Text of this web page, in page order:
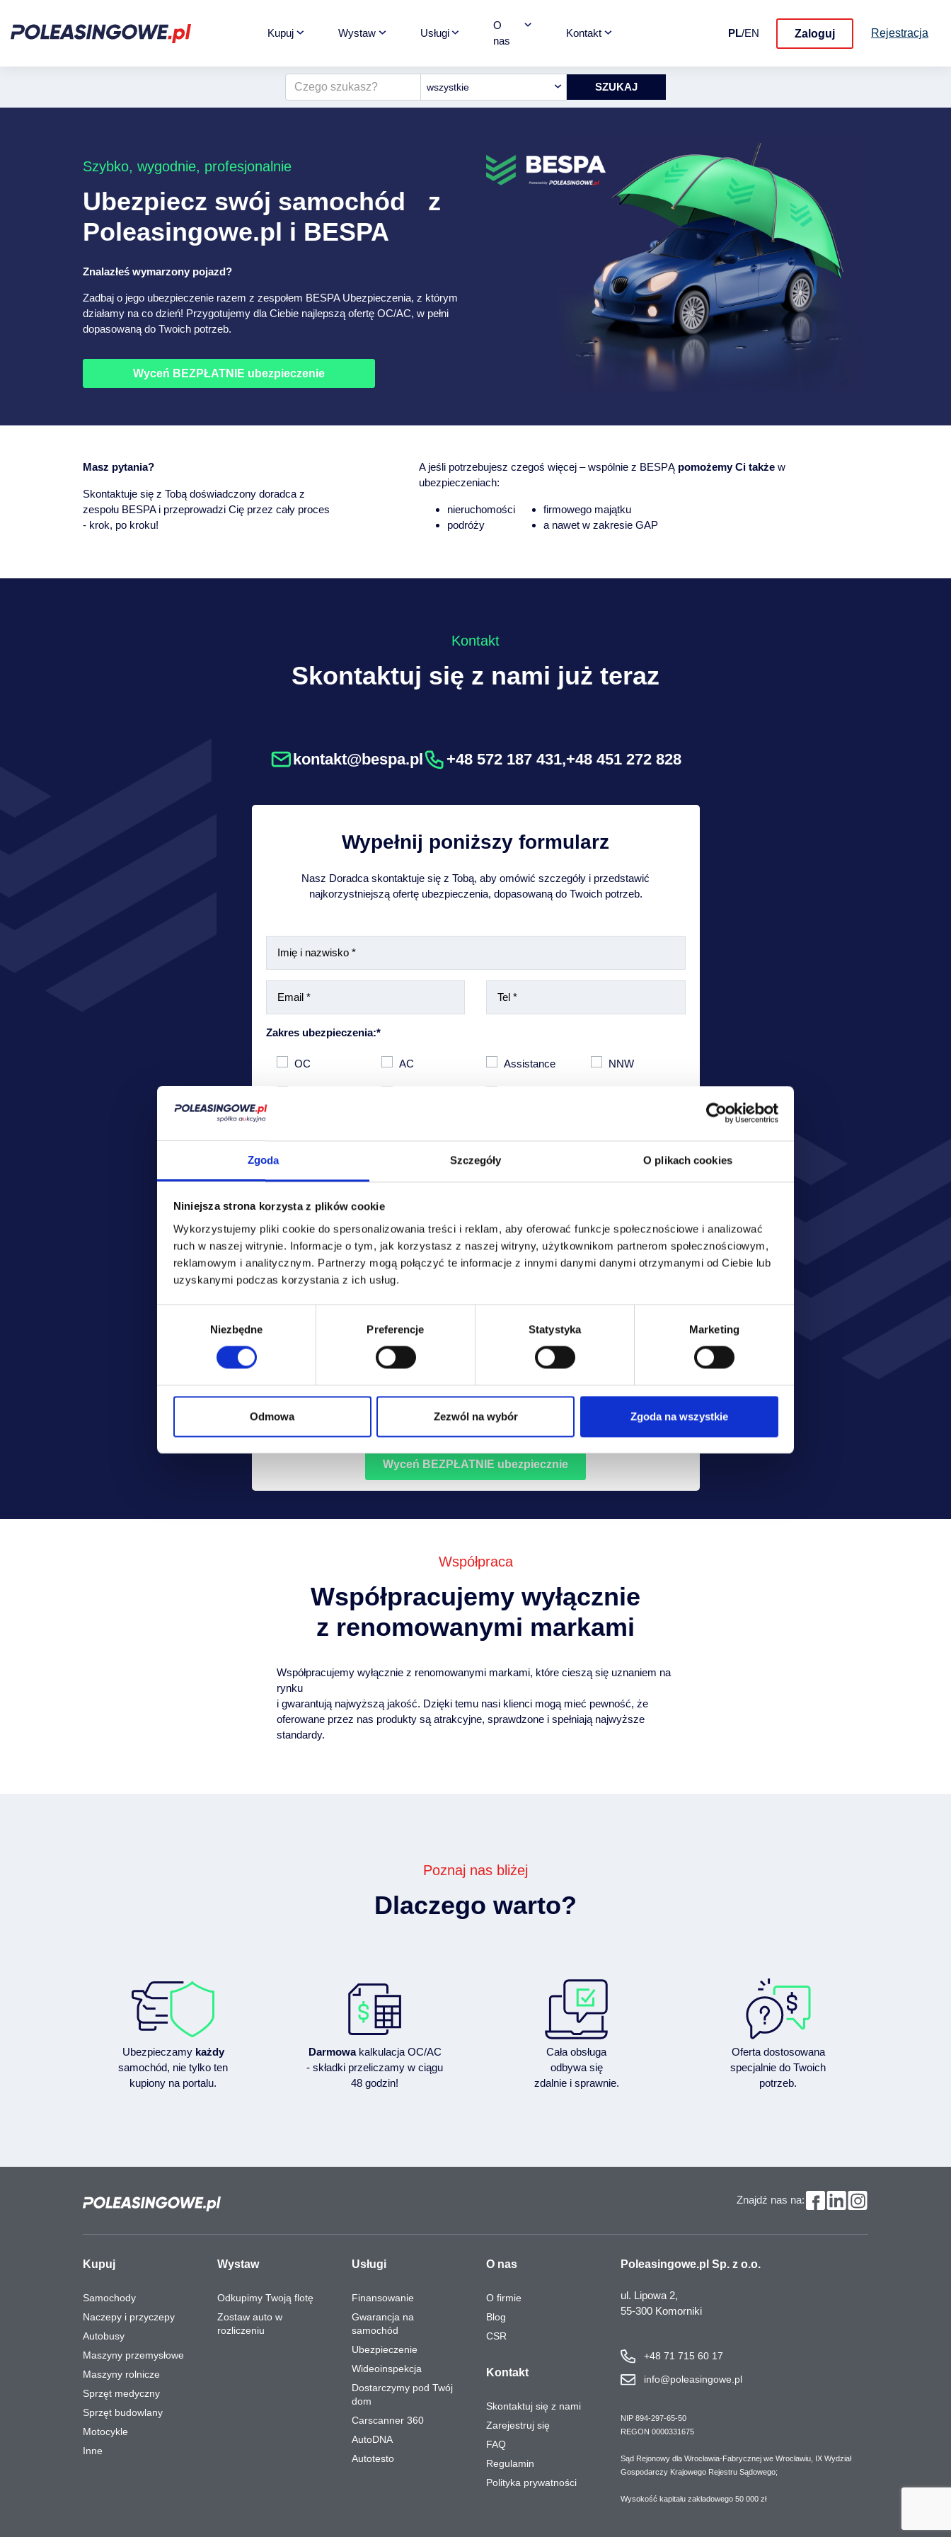
Zgoda Szczegóły O plikach cookies
Niniejsza strona korzysta z plików cookie
Wykorzystujemy pliki cookie do spersonalizowania treści i reklam, aby oferować funkcje społecznościowe i analizować
ruch w naszej witrynie. Informacje o tym, jak korzystasz z naszej witryny, użytkownikom partnerom społecznościowym,
reklamowym i analitycznym. Partnerzy mogą połączyć te informacje z innymi danymi danymi otrzymanymi od Ciebie lub
uzyskanymi podczas korzystania z ich usług.
Niezbędne Preferencje Statystyka Marketing
Odmowa Zezwól na wybór Zgoda na wszystkie
Kupuj Wystaw Usługi
O
nas
Kontakt PL/EN Zaloguj Rejestracja
wszystkie
Szybko, wygodnie, profesjonalnie
Ubezpiecz swój samochód z
Poleasingowe.pl i BESPA
Znalazłeś wymarzony pojazd?
Zadbaj o jego ubezpieczenie razem z zespołem BESPA Ubezpieczenia, z którym
działamy na co dzień! Przygotujemy dla Ciebie najlepszą ofertę OC/AC, w pełni
dopasowaną do Twoich potrzeb.
Wyceń BEZPŁATNIE ubezpieczenie
Masz pytania?
Skontaktuje się z Tobą doświadczony doradca z
zespołu BESPA i przeprowadzi Cię przez cały proces
- krok, po kroku!
A jeśli potrzebujesz czegoś więcej – wspólnie z BESPĄ pomożemy Ci także w
ubezpieczeniach:
nieruchomości
podróży
firmowego majątku
a nawet w zakresie GAP
Kontakt
Skontaktuj się z nami już teraz
kontakt@bespa.pl +48 572 187 431,+48 451 272 828
Wypełnij poniższy formularz
Nasz Doradca skontaktuje się z Tobą, aby omówić szczegóły i przedstawić
najkorzystniejszą ofertę ubezpieczenia, dopasowaną do Twoich potrzeb.
Zakres ubezpieczenia:*
OC AC Assistance NNW
Podane przez Ciebie danych osobowych jest dobrowolne, stanowi jednak warunek sporządzenia oraz
przedstawienia Ci oferty ubezpieczenia Twojego pojazdu. Administratorem Twoich danych osobowych
jest: Poleasingowe.pl sp. z o.o. Twoje dane będą przekazywane do naszych partnerów
danych, możliwość ich poprawiania oraz żądania zaprzestania ich przetwarzania, a w tym ich
Wyrażam zgodę na przetwarzanie moich danych osobowych przez Poleasingowe.pl sp. z o.o. w celu realizacji usługi, a w tym na przekazanie przez poleasingowe.pl sp. z o.o. wskazanych danych do partnerów: BESPA sp. z o.o. z siedzibą w Komornikach i Promesa Plus sp. z o.o. z siedzibą w Warszawie w celu przekazania mi informacji lub oferty ubezpieczenia pojazdu przesyłanej za pośrednictwem SMS oraz innych form komunikacji elektronicznej, na moje telekomunikacyjne urządzenia końcowe (np. komputer, smartfon, tablet itp.).
Szczegółowe zasady przetwarzania Twoich danych zostały opisane w polityce prywatności
Współpraca
Współpracujemy wyłącznie
z renomowanymi markami
Współpracujemy wyłącznie z renomowanymi markami, które cieszą się uznaniem na
rynku
i gwarantują najwyższą jakość. Dzięki temu nasi klienci mogą mieć pewność, że
oferowane przez nas produkty są atrakcyjne, sprawdzone i spełniają najwyższe
standardy.
Poznaj nas bliżej
Dlaczego warto?
Ubezpieczamy każdy
samochód, nie tylko ten
kupiony na portalu.
Darmowakalkulacja OC/AC
- składki przeliczamy w ciągu
48 godzin!
Cała obsługa
odbywa się
zdalnie i sprawnie.
Oferta dostosowana
specjalnie do Twoich
potrzeb.
Znajdź nas na:
Kupuj
Samochody
Naczepy i przyczepy
Autobusy
Maszyny przemysłowe
Maszyny rolnicze
Sprzęt medyczny
Sprzęt budowlany
Motocykle
Inne
Wystaw
Odkupimy Twoją flotę
Zostaw auto w
rozliczeniu
Usługi
Finansowanie
Gwarancja na
samochód
Ubezpieczenie
Wideoinspekcja
Dostarczymy pod Twój
dom
Carscanner 360
AutoDNA
Autotesto
O nas
O firmie
Blog
CSR
Kontakt
Skontaktuj się z nami
Zarejestruj się
FAQ
Regulamin
Polityka prywatności
Poleasingowe.pl Sp. z o.o.
ul. Lipowa 2,
55-300 Komorniki
+48 71 715 60 17
info@poleasingowe.pl
NIP 894-297-65-50
REGON 0000331675
Sąd Rejonowy dla Wrocławia-Fabrycznej we Wrocławiu, IX Wydział
Gospodarczy Krajowego Rejestru Sądowego;
Wysokość kapitału zakładowego 50 000 zł